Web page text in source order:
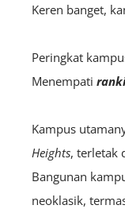
Keren banget,
Peringkat
Menempati
Kampus
Heights, terletak
Bangunan
neoklasik,